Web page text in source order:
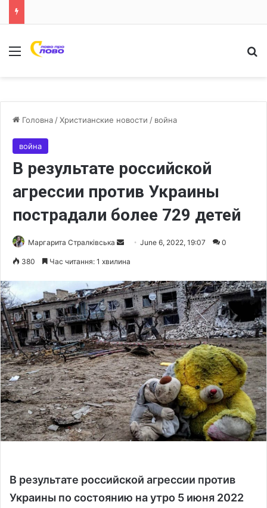
Меню
Головна /Христианские новости / война
война
В результате российской
агрессии против Украины
пострадали более 729 детей
Маргарита Стралківська
d
a
n
e
m
a
i
l
June 6, 2022, 19:07 0
380 Час читання: 1 хвилина
В результате российской агрессии против
Украины по состоянию на утро 5 июня 2022